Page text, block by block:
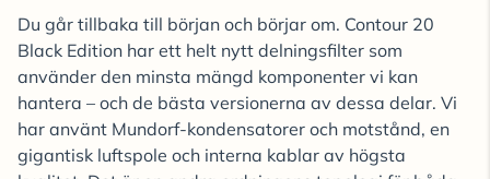
Du går tillbaka till början och börjar om. Contour 20
Black Edition har ett helt nytt delningsfilter som
använder den minsta mängd komponenter vi kan
hantera – och de bästa versionerna av dessa delar. Vi
har använt Mundorf-kondensatorer och motstånd, en
gigantisk luftspole och interna kablar av högsta